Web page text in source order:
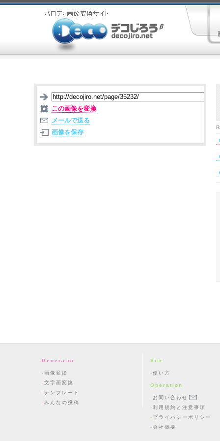
この画像を変換
メールで送る
画像を保存
Generator
画像変換
文字画変換
テンプレート
みんなの投稿
Site
使い方
Operation
お問い合わせ
利用規約と注意事項
プライバシーポリシー
会社概要